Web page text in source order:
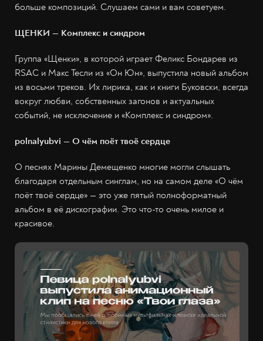
больше композиций. Слушаем сами и вам советуем.
ЩЕНКИ — Комплекс и cиндром
Группа «Щенки», в которой играет Феликс Бондарев из
RSAC и Макс Тесли из «Он Юн», выпустила новый альбом
из восьми треков. Их лирика, как и книги Буковски, всегда
вокруг любви, собственных загонов и актуальных
событий, не исключение и «Комплекс и cиндром».
polnalyubvi — О чём поёт твоё сердце
О песнях Марины Демещенко многие могли слышать
благодаря отдельным синглам, но на самом деле «О чём
поёт твоё сердце» — это уже пятый полноформатный
альбом в её дискографии. Это что-то очень милое и
красивое.